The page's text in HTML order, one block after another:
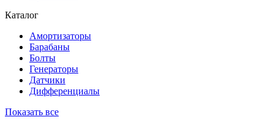
Каталог
Амортизаторы
Барабаны
Болты
Генераторы
Датчики
Дифференциалы
Показать все